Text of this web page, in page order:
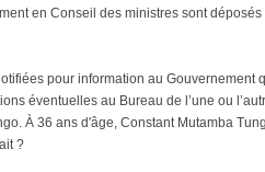
en Conseil des ministres sont déposés
pour information au Gouvernement
éventuelles au Bureau de l’une ou
À 36 ans d'âge, Constant Mutamba
?